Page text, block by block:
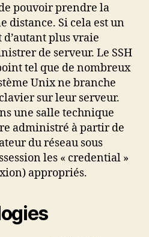
pouvoir prendre la
distance. Si cela est un
plus vraie
de serveur. Le SSH
tel que de nombreux
Unix ne branche
sur leur serveur.
une salle technique
administré à partir de
du réseau sous
les « credential »
appropriés.